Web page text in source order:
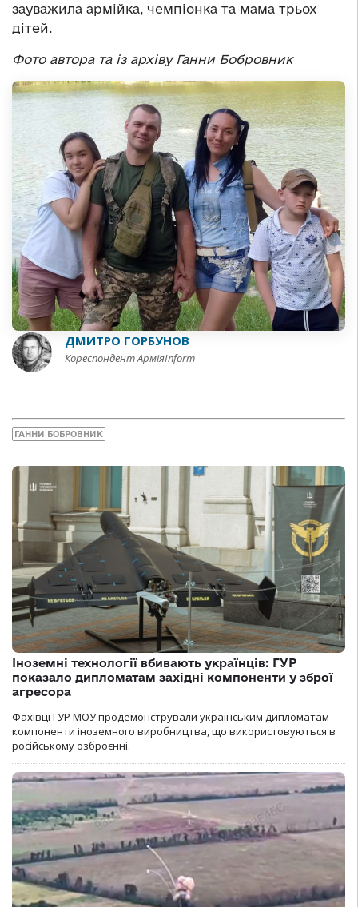
зауважила армійка, чемпіонка та мама трьох
дітей.
Фото автора та із архіву Ганни Бобровник
ДМИТРО ГОРБУНОВ
Кореспондент АрміяInform
ГАННИ БОБРОВНИК
Іноземні технології вбивають українців: ГУР
показало дипломатам західні компоненти у зброї
агресора
Фахівці ГУР МОУ продемонстрували українським дипломатам
компоненти іноземного виробництва, що використовуються в
російському озброєнні.